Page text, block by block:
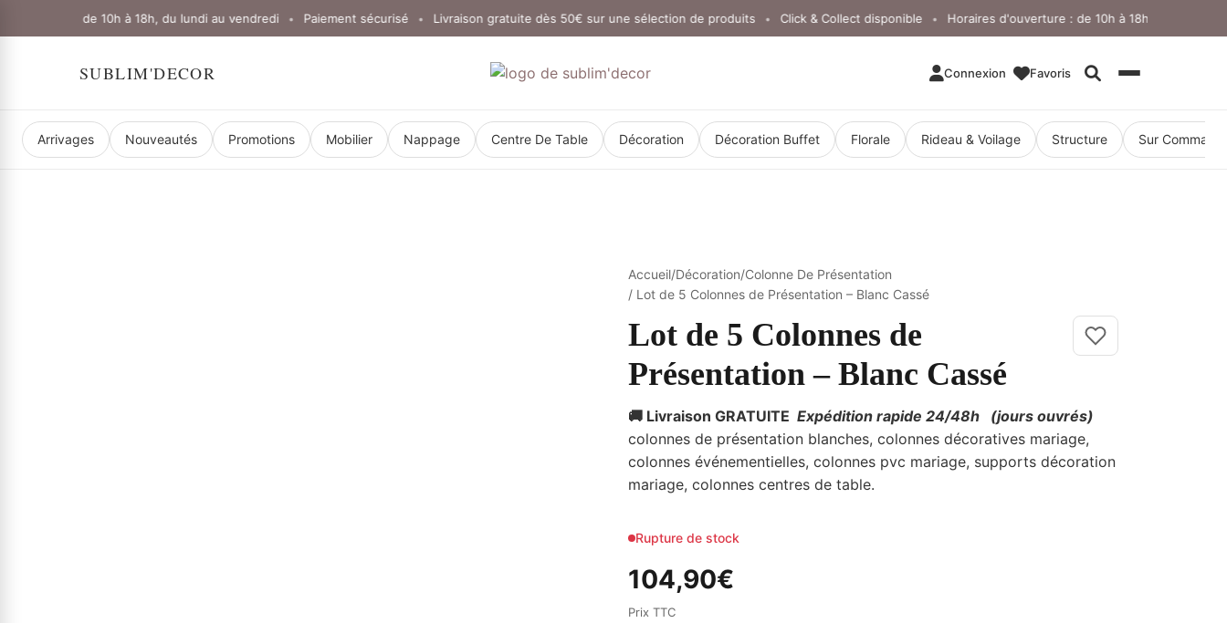
: de 10h à 18h, du lundi au vendredi • Paiement sécurisé • Livraison gratuite dès 50€ sur une sélection de produits • Click & Collect disponible • Horaires d'ouverture : de 10h à 18h, du lundi au
SUBLIM'DECOR Connexion Favoris
Rechercher
Arrivages Nouveautés Promotions Mobilier Nappage Centre De Table Décoration Décoration Buffet Florale Rideau & Voilage Structure Sur
Accueil/Décoration/Colonne De Présentation
/ Lot de 5 Colonnes de Présentation – Blanc Cassé
Lot de 5 Colonnes de
Présentation – Blanc Cassé
🚚 Livraison GRATUITE Expédition rapide 24/48h (jours ouvrés)
colonnes de présentation blanches, colonnes décoratives mariage,
colonnes événementielles, colonnes pvc mariage, supports décoration
mariage, colonnes centres de table.
Rupture de stock
104,90€
Prix TTC